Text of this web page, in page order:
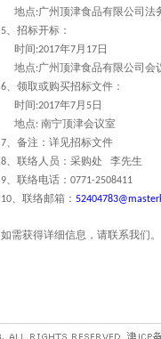
地点:广州顶津食品有限公司法
5、招标开标：
时间 :2017年7月 17日
地点:广州顶津食品有限公司会
6、领取或购买招标文件：
时间 :2017年7月 5日
地点: 南宁顶津会议室
7、备注：详见招标文件
8、联络人员：采购处 李先生
9、联络电话： 0771-2508411
10、联络邮箱：
如需获得详细信息，请联系我们。